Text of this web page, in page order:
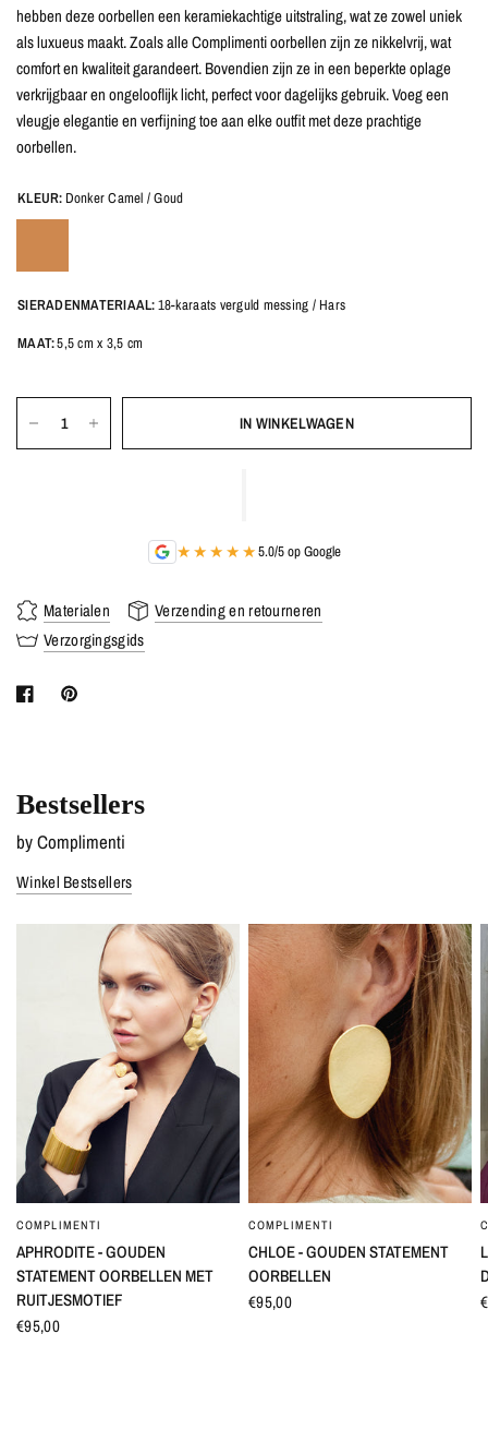
hebben deze oorbellen een keramiekachtige uitstraling, wat ze zowel uniek
als luxueus maakt. Zoals alle Complimenti oorbellen zijn ze nikkelvrij, wat
comfort en kwaliteit garandeert. Bovendien zijn ze in een beperkte oplage
verkrijgbaar en ongelooflijk licht, perfect voor dagelijks gebruik. Voeg een
vleugje elegantie en verfijning toe aan elke outfit met deze prachtige
oorbellen.
KLEUR: Donker Camel / Goud
SIERADENMATERIAAL:18-karaats verguld messing / Hars
MAAT:5,5 cm x 3,5 cm
IN WINKELWAGEN
★★★★★5.0/5 op Google
Materialen
Verzending en retourneren
Verzorgingsgids
Bestsellers
by Complimenti
Winkel Bestsellers
SNEL BEKIJKEN
COMPLIMENTI
APHRODITE - GOUDEN
STATEMENT OORBELLEN MET
RUITJESMOTIEF
€95,00
SNEL BEKIJKEN
COMPLIMENTI
CHLOE - GOUDEN STATEMENT
OORBELLEN
€95,00